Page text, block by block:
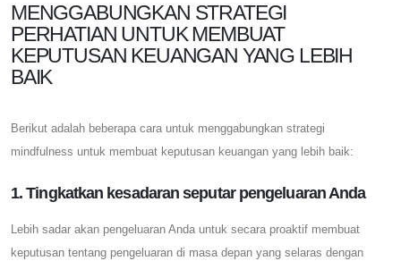
MENGGABUNGKAN STRATEGI
PERHATIAN UNTUK MEMBUAT
KEPUTUSAN KEUANGAN YANG LEBIH
BAIK
Berikut adalah beberapa cara untuk menggabungkan strategi
mindfulness untuk membuat keputusan keuangan yang lebih baik:
1. Tingkatkan kesadaran seputar pengeluaran Anda
Lebih sadar akan pengeluaran Anda untuk secara proaktif membuat
keputusan tentang pengeluaran di masa depan yang selaras dengan